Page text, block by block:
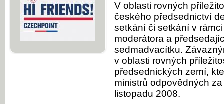
V oblasti rovných
českého předsednictví
setkání či setkání v
moderátora a
sedmadvacítku.
v oblasti rovných
předsednických zemí,
ministrů odpovědných
listopadu 2008.